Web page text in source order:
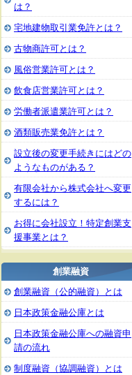
は？
宅地建物取引業免許とは？
古物商許可とは？
風俗営業許可とは？
飲食店営業許可とは？
労働者派遣業許可とは？
酒類販売業免許とは？
設立後の変更手続きにはどの
ようなものがある？
有限会社から株式会社へ変更
するには？
お得に会社設立！特定創業支
援事業とは？
創業融資
創業融資（公的融資）とは
日本政策金融公庫とは
日本政策金融公庫への融資申
請の流れ
制度融資（協調融資）とは